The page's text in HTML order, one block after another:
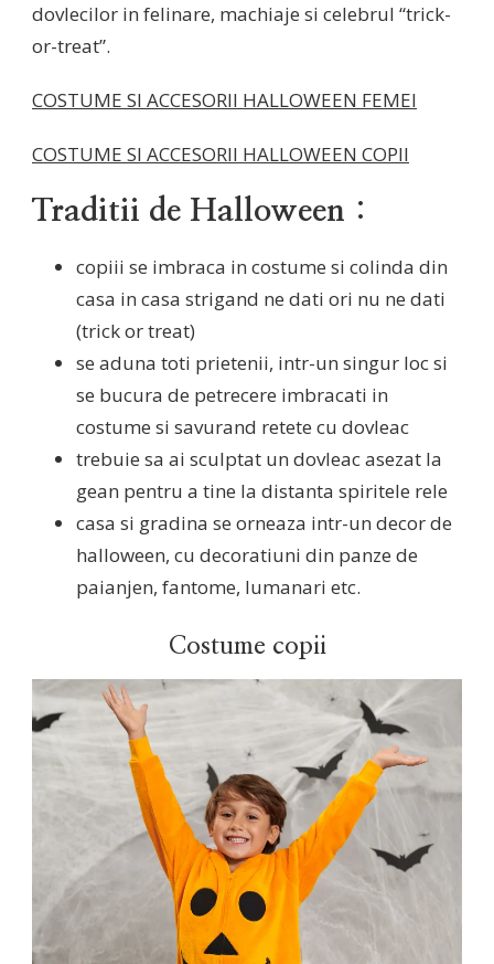
dovlecilor in felinare, machiaje si celebrul “trick-
or-treat”.
COSTUME SI ACCESORII HALLOWEEN FEMEI
COSTUME SI ACCESORII HALLOWEEN COPII
Traditii de Halloween :
copiii se imbraca in costume si colinda din
casa in casa strigand ne dati ori nu ne dati
(trick or treat)
se aduna toti prietenii, intr-un singur loc si
se bucura de petrecere imbracati in
costume si savurand retete cu dovleac
trebuie sa ai sculptat un dovleac asezat la
gean pentru a tine la distanta spiritele rele
casa si gradina se orneaza intr-un decor de
halloween, cu decoratiuni din panze de
paianjen, fantome, lumanari etc.
Costume copii